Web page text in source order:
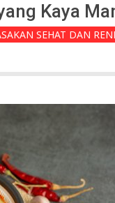
Kaya
SEHAT DAN